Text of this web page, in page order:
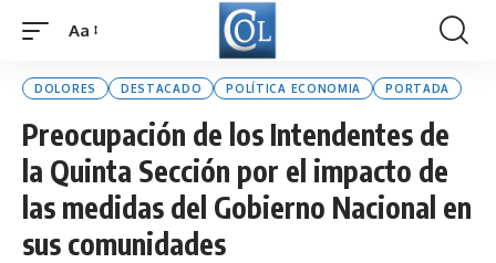
Font
Aa
DOLORES DESTACADO POLÍTICA ECONOMIA PORTADA
Preocupación de los Intendentes de
la Quinta Sección por el impacto de
las medidas del Gobierno Nacional en
sus comunidades